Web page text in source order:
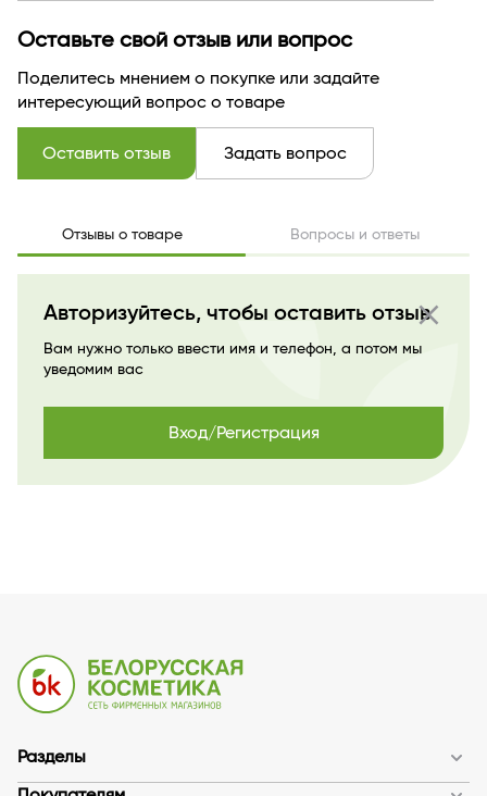
Оставьте свой отзыв или вопрос
Поделитесь мнением о покупке или задайте
интересующий вопрос о товаре
Оставить отзыв Задать вопрос
Отзывы о товаре Вопросы и ответы
close
Авторизуйтесь, чтобы оставить отзыв
Вам нужно только ввести имя и телефон, а потом мы
уведомим вас
Вход/Регистрация
Разделы